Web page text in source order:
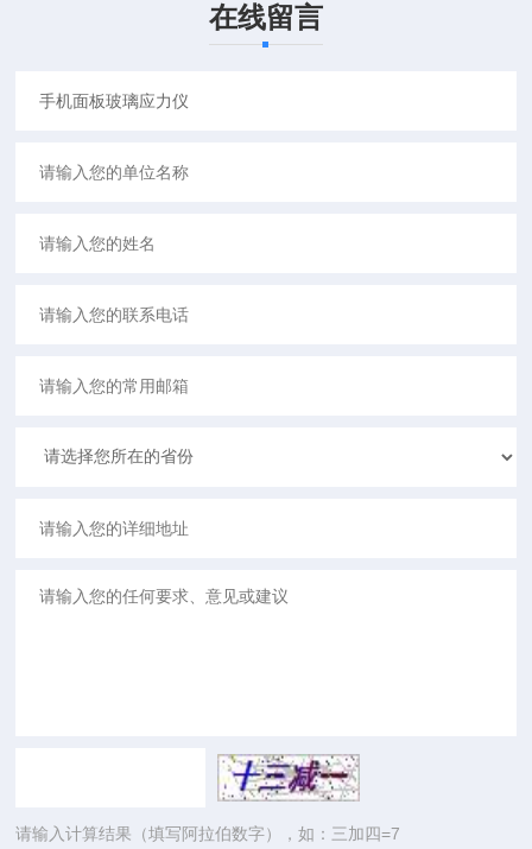
在线留言
请输入计算结果（填写阿拉伯数字），如：三加四=7